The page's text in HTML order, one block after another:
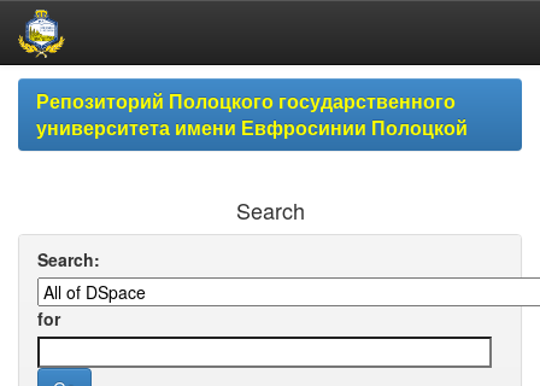
Skip
navigationРепозиторий Полоцкого государственного
университета имени Евфросинии Полоцкой
Search
Search:
for